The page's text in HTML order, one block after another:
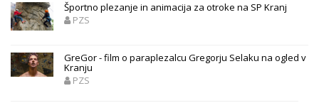
Športno plezanje in animacija za otroke na SP Kranj
PZS
GreGor - film o paraplezalcu Gregorju Selaku na ogled v
Kranju
PZS